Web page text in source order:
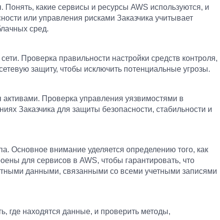
Понять, какие сервисы и ресурсы AWS используются, и
или управления рисками Заказчика учитывает
сред.
Проверка правильности настройки средств контроля,
защиту, чтобы исключить потенциальные угрозы.
Проверка управления уязвимостями в
Заказчика для защиты безопасности, стабильности и
Основное внимание уделяется определению того, как
для сервисов в AWS, чтобы гарантировать, что
данными, связанными со всеми учетными записями
где находятся данные, и проверить методы,